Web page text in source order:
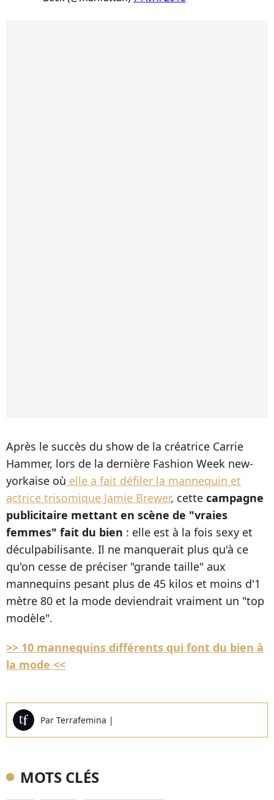
Après le succès du show de la créatrice Carrie
Hammer, lors de la dernière Fashion Week new-
yorkaise où elle a fait défiler la mannequin et
actrice trisomique Jamie Brewer, cette campagne
publicitaire mettant en scène de "vraies
femmes" fait du bien : elle est à la fois sexy et
déculpabilisante. Il ne manquerait plus qu'à ce
qu'on cesse de préciser "grande taille" aux
mannequins pesant plus de 45 kilos et moins d'1
mètre 80 et la mode deviendrait vraiment un "top
modèle".
>> 10 mannequins différents qui font du bien à
la mode <<
Par Terrafemina |
MOTS CLÉS